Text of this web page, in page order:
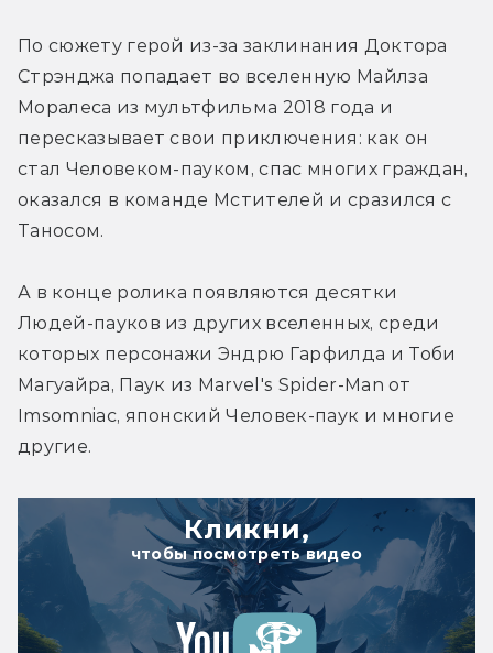
По сюжету герой из-за заклинания Доктора
Стрэнджа попадает во вселенную Майлза
Моралеса из мультфильма 2018 года и
пересказывает свои приключения: как он
стал Человеком-пауком, спас многих граждан,
оказался в команде Мстителей и сразился с
Таносом.
А в конце ролика появляются десятки
Людей-пауков из других вселенных, среди
которых персонажи Эндрю Гарфилда и Тоби
Магуайра, Паук из Marvel's Spider-Man от
Imsomniac, японский Человек-паук и многие
другие.
Кликни,
чтобы посмотреть видео